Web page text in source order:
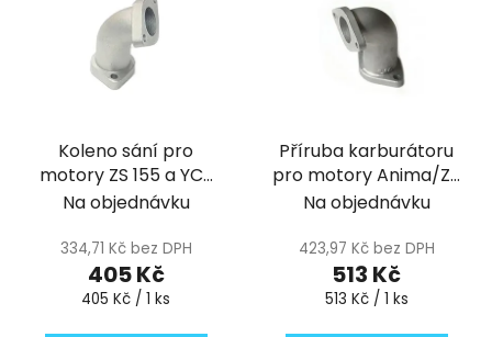
Koleno sání pro
motory ZS 155 a YCF
SM 155 pitbike YCF
Na objednávku
334,71 Kč bez DPH
405 Kč
Měrná
405 Kč / 1 ks
Příruba karburátoru
pro motory Anima/ZS
190ccm pitbike YCF
Na objednávku
423,97 Kč bez DPH
513 Kč
Měrná
513 Kč / 1 ks